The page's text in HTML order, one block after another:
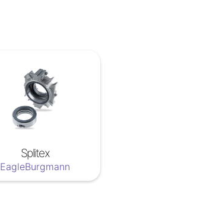
Splitex
EagleBurgmann